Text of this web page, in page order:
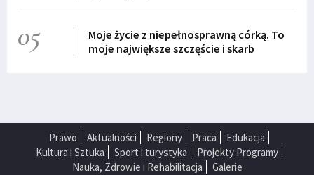
05
Moje życie z niepełnosprawną córką. To
moje największe szczęście i skarb
Prawo Aktualności Regiony Praca
Edukacja
Kultura i Sztuka
Sport i turystyka
Projekty Programy
Nauka, Zdrowie i Rehabilitacja
Galerie